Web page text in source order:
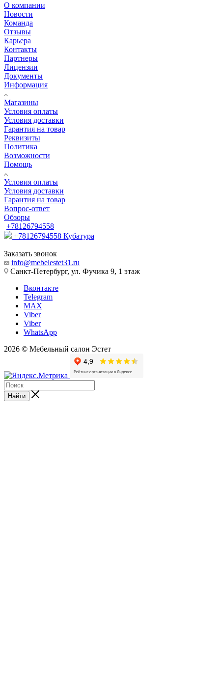
О компании
Новости
Команда
Отзывы
Карьера
Контакты
Партнеры
Лицензии
Документы
Информация
Магазины
Условия оплаты
Условия доставки
Гарантия на товар
Реквизиты
Политика
Возможности
Помощь
Условия оплаты
Условия доставки
Гарантия на товар
Вопрос-ответ
Обзоры
+78126794558
+78126794558 Кубатура
Заказать звонок
info@mebelestet31.ru
Санкт-Петербург, ул. Фучика 9, 1 этаж
Вконтакте
Telegram
MAX
Viber
Viber
WhatsApp
2026 © Мебельный салон Эстет
Найти